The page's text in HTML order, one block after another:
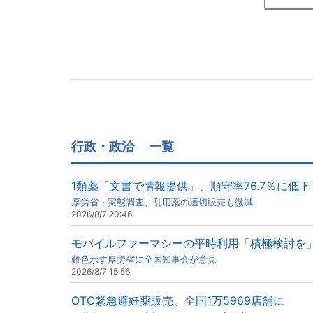
行政・政治 一覧
1類薬「文書で情報提供」、順守率76.7％に低下
厚労省・実態調査、乱用薬の適切販売も微減
2026/8/7 20:46
モバイルファーマシーの平時利用「積極検討を」
難色示す厚労省に全国知事会が意見
2026/8/7 15:56
OTC緊急避妊薬販売、全国1万5969店舗に